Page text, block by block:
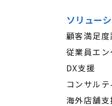
ソリュー
顧客満足度
従業員エ
DX支援
コンサル
海外店舗支